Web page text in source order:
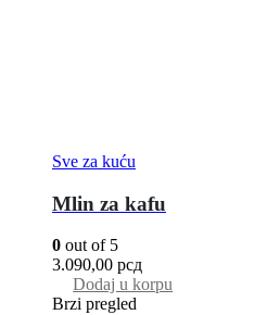
Sve za kuću
Mlin za kafu
0 out of 5
3.090,00 рсд
Dodaj u korpu
Brzi pregled